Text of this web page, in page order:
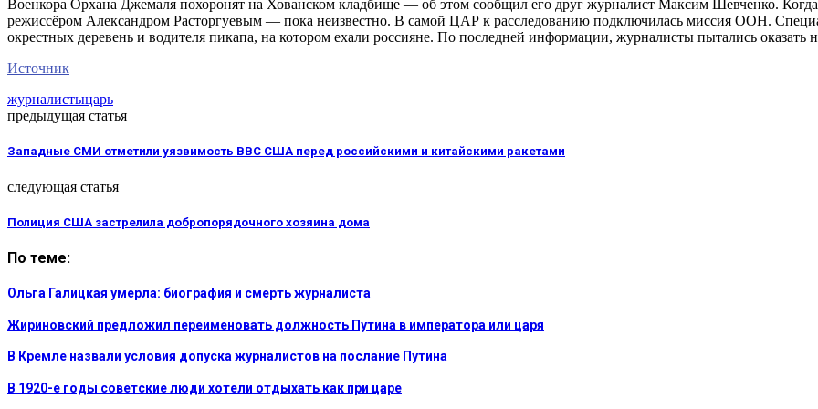
Военкора Орхана Джемаля похоронят на Хованском кладбище — об этом сообщил его друг журналист Максим Шевченко.
режиссёром Александром Расторгуевым — пока неизвестно. В самой ЦАР к расследованию подключилась миссия ООН.
окрестных деревень и водителя пикапа, на котором ехали россияне. По последней информации, журналисты пытались
Источник
журналистыцарь
предыдущая статья
Западные СМИ отметили уязвимость ВВС США перед российскими и китайскими ракетами
следующая статья
Полиция США застрелила добропорядочного хозяина дома
По теме:
Ольга Галицкая умерла: биография и смерть журналиста
Жириновский предложил переименовать должность Путина в императора или царя
В Кремле назвали условия допуска журналистов на послание Путина
В 1920-е годы советские люди хотели отдыхать как при царе